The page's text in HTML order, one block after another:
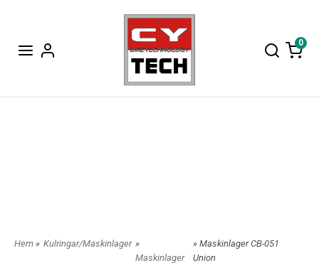
0
Hem » Kulringar/Maskinlager »
Maskinlager
» Maskinlager CB-051
Union